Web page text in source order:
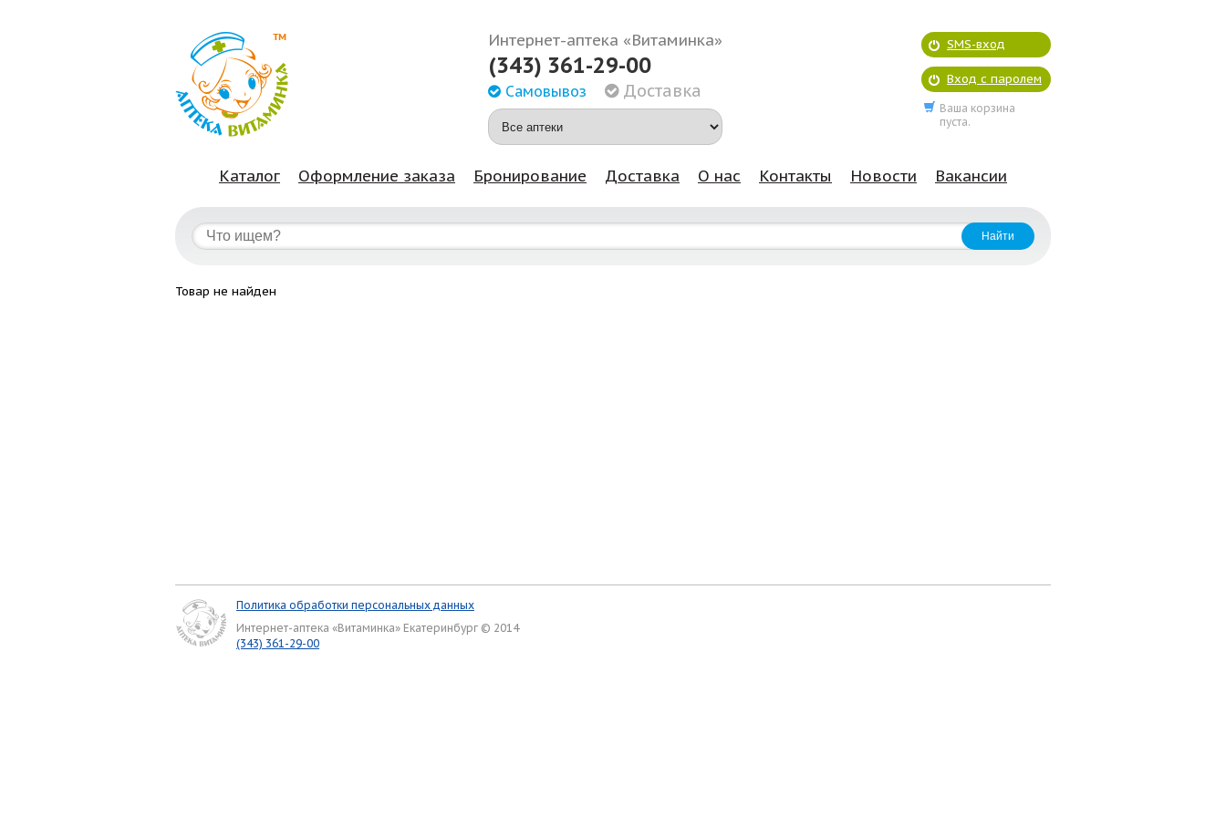
Интернет-аптека «Витаминка»
(343) 361-29-00
Самовывоз Доставка
SMS-вход
Вход с паролем
Ваша корзина
пуста.
Каталог Оформление заказа Бронирование Доставка О нас Контакты Новости Вакансии
Товар не найден
Политика обработки персональных данных
Интернет-аптека «Витаминка» Екатеринбург © 2014
(343) 361-29-00